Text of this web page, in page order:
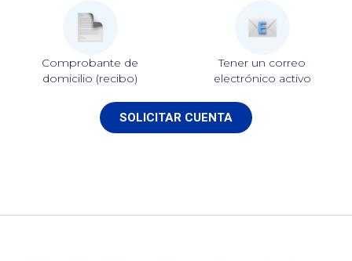
Comprobante de
domicilio (recibo)
Tener un correo
electrónico activo
SOLICITAR CUENTA